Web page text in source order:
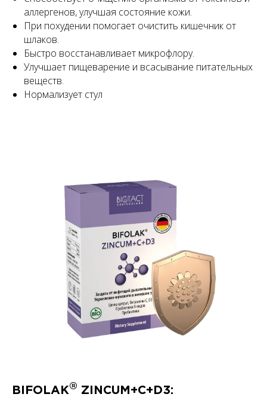
аллергенов, улучшая состояние кожи.
При похудении помогает очистить кишечник от
шлаков.
Быстро восстанавливает микрофлору.
Улучшает пищеварение и всасывание питательных
веществ.
Нормализует стул
BIFOLAK® ZINCUM+С+D3: